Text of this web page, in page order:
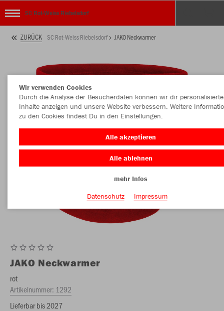
SC Rot-Weiss Riebelsdorf
ZURÜCK SC Rot-Weiss Riebelsdorf JAKO Neckwarmer
JAKO Neckwarmer
rot
Artikelnummer: 1292
Lieferbar bis 2027
Wir verwenden Cookies
Durch die Analyse der Besucherdaten können wir dir personalisierte
Inhalte anzeigen und unsere Website verbessern. Weitere
zu den Cookies findest Du in den Einstellungen.
Alle akzeptieren
Alle ablehnen
mehr Infos
Datenschutz
Impressum